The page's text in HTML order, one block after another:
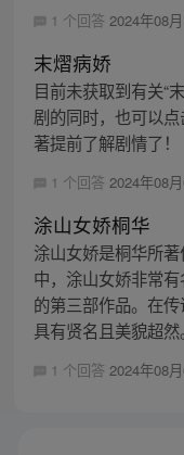
1 个回答 2024年08
末熠病娇
目前未获取到有关“
剧的同时，也可以
著提前了解剧情了！
1 个回答 2024年08
涂山女娇桐华
涂山女娇是桐华所
中，涂山女娇非常
的第三部作品。在传
具有贤名且美貌超
1 个回答 2024年08